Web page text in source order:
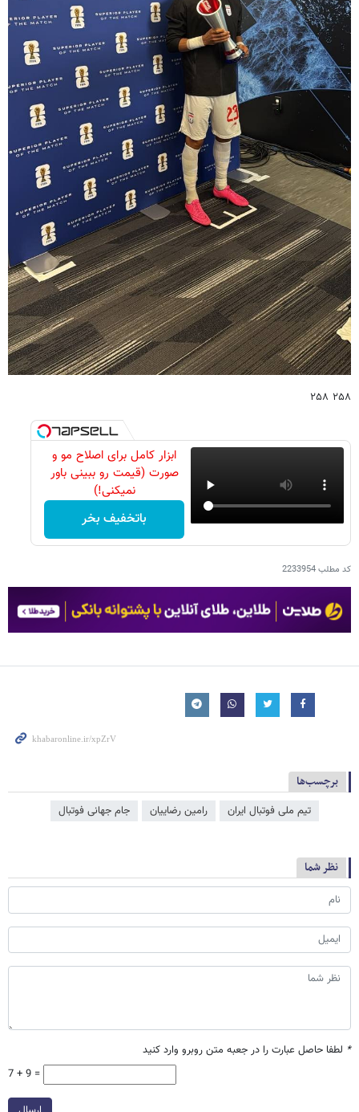
۲۵۸ ۲۵۸
ابزار کامل برای اصلاح مو و
صورت (قیمت رو ببینی باور
نمیکنی!)
باتخفیف بخر
کد مطلب2233954
برچسب‌ها
تیم ملی فوتبال ایران رامین رضاییان جام جهانی فوتبال
نظر شما
* لطفا حاصل عبارت را در جعبه متن روبرو وارد کنید
7 + 9 =